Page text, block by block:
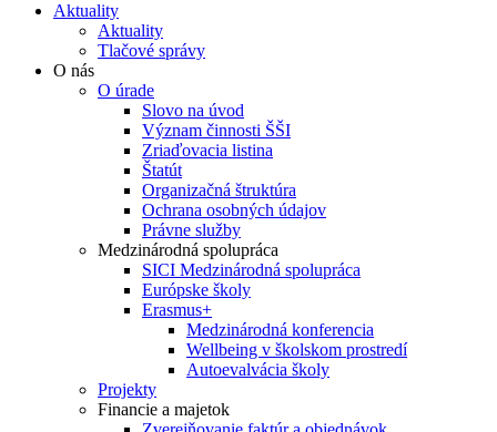
Aktuality
Aktuality
Tlačové správy
O nás
O úrade
Slovo na úvod
Význam činnosti ŠŠI
Zriaďovacia listina
Štatút
Organizačná štruktúra
Ochrana osobných údajov
Právne služby
Medzinárodná spolupráca
SICI Medzinárodná spolupráca
Európske školy
Erasmus+
Medzinárodná konferencia
Wellbeing v školskom prostredí
Autoevalvácia školy
Projekty
Financie a majetok